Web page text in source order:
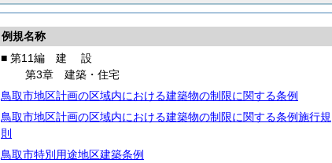
例規名称
■ 第11編 建 設
第3章 建築・住宅
鳥取市地区計画の区域内における建築物の制限に関する条例
鳥取市地区計画の区域内における建築物の制限に関する条例施行規
則
鳥取市特別用途地区建築条例